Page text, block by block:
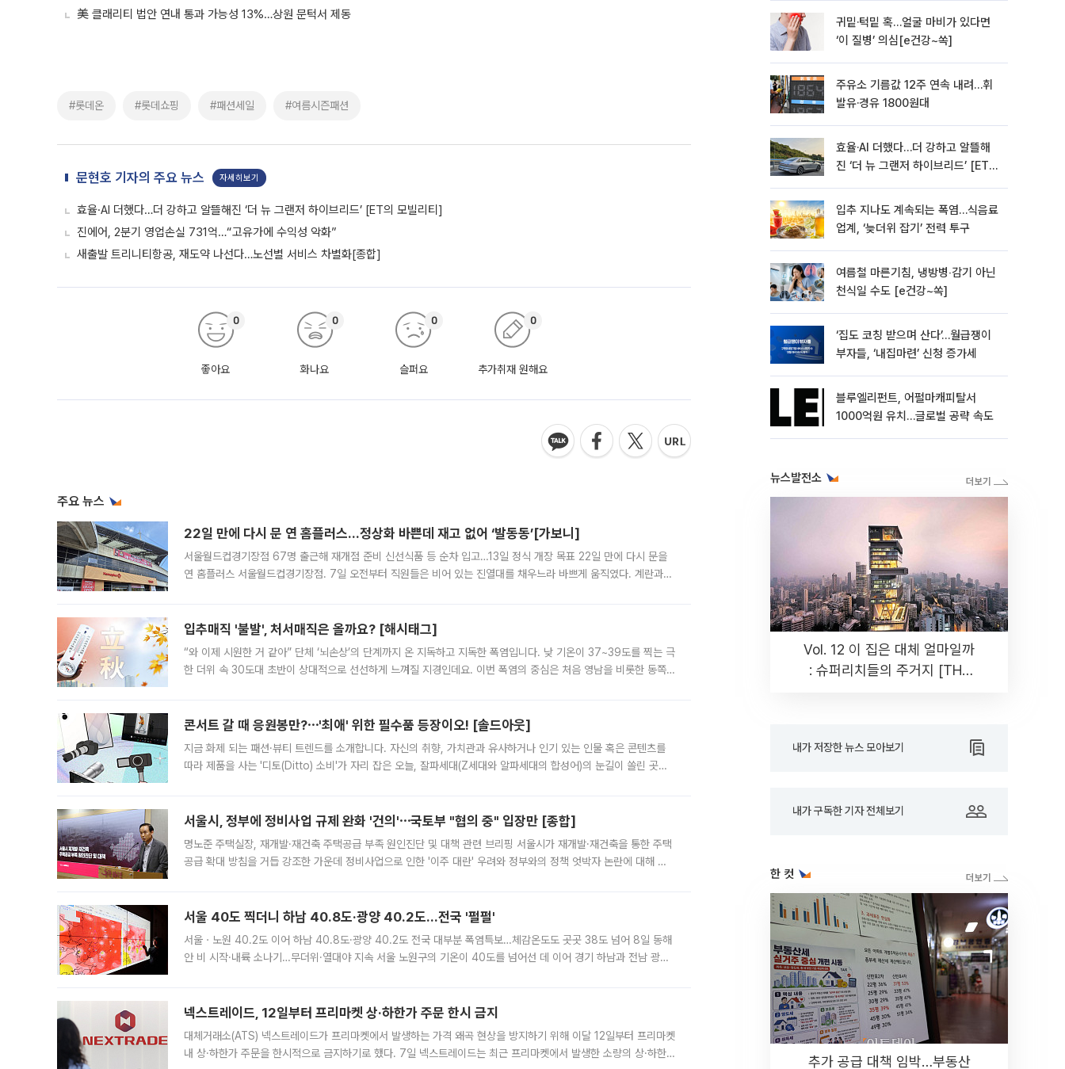
美 클래리티 법안 연내 통과 가능성 13%…상원 문턱서 제동
#롯데온 #롯데쇼핑 #패션세일 #여름시즌패션
문현호 기자의 주요 뉴스 자세히보기
효율·AI 더했다…더 강하고 알뜰해진 ‘더 뉴 그랜저 하이브리드’ [ET의 모빌리티]
진에어, 2분기 영업손실 731억…“고유가에 수익성 악화”
새출발 트리니티항공, 재도약 나선다…노선별 서비스 차별화[종합]
좋아요
0
화나요
0
슬퍼요
0
추가취재 원해요
0
주요 뉴스
22일 만에 다시 문 연 홈플러스…정상화 바쁜데 재고 없어 ‘발동동’[가보니]
서울월드컵경기장점 67명 출근해 재개점 준비 신선식품 등 순차 입고…13일 정식 개장 목표 22일 만에 다시 문을
연 홈플러스 서울월드컵경기장점. 7일 오전부터 직원들은 비어 있는 진열대를 채우느라 바쁘게 움직였다. 계란과
입추매직 '불발', 처서매직은 올까요? [해시태그]
“와 이제 시원한 거 같아” 단체 ‘뇌손상’의 단계까지 온 지독하고 지독한 폭염입니다. 낮 기온이 37~39도를 찍는 극
한 더위 속 30도대 초반이 상대적으로 선선하게 느껴질 지경인데요. 이번 폭염의 중심은 처음 영남을 비롯한 동쪽
콘서트 갈 때 응원봉만?⋯'최애' 위한 필수품 등장이오! [솔드아웃]
지금 화제 되는 패션·뷰티 트렌드를 소개합니다. 자신의 취향, 가치관과 유사하거나 인기 있는 인물 혹은 콘텐츠를
따라 제품을 사는 '디토(Ditto) 소비'가 자리 잡은 오늘, 잘파세대(Z세대와 알파세대의 합성어)의 눈길이 쏠린 곳은
서울시, 정부에 정비사업 규제 완화 '건의'⋯국토부 "협의 중" 입장만 [종합]
명노준 주택실장, 재개발·재건축 주택공급 부족 원인진단 및 대책 관련 브리핑 서울시가 재개발·재건축을 통한 주택
공급 확대 방침을 거듭 강조한 가운데 정비사업으로 인한 '이주 대란' 우려와 정부와의 정책 엇박자 논란에 대해 정
서울 40도 찍더니 하남 40.8도·광양 40.2도…전국 '펄펄'
서울ㆍ노원 40.2도 이어 하남 40.8도·광양 40.2도 전국 대부분 폭염특보…체감온도도 곳곳 38도 넘어 8일 동해
안 비 시작·내륙 소나기…무더위·열대야 지속 서울 노원구의 기온이 40도를 넘어선 데 이어 경기 하남과 전남 광양
넥스트레이드, 12일부터 프리마켓 상·하한가 주문 한시 금지
대체거래소(ATS) 넥스트레이드가 프리마켓에서 발생하는 가격 왜곡 현상을 방지하기 위해 이달 12일부터 프리마켓
내 상·하한가 주문을 한시적으로 금지하기로 했다. 7일 넥스트레이드는 최근 프리마켓에서 발생한 소량의 상·하한
귀밑·턱밑 혹…얼굴 마비가 있다면
‘이 질병’ 의심[e건강~쏙]
주유소 기름값 12주 연속 내려…휘
발유·경유 1800원대
효율·AI 더했다…더 강하고 알뜰해
진 ‘더 뉴 그랜저 하이브리드’ [ET의
입추 지나도 계속되는 폭염…식음료
업계, ‘늦더위 잡기’ 전력 투구
여름철 마른기침, 냉방병‧감기 아닌
천식일 수도 [e건강~쏙]
‘집도 코칭 받으며 산다’…월급쟁이
부자들, ‘내집마련’ 신청 증가세
블루엘리펀트, 어펄마캐피탈서
1000억원 유치…글로벌 공략 속도
뉴스발전소
Vol. 12 이 집은 대체 얼마일까
: 슈퍼리치들의 주거지 [THE
내가 저장한 뉴스 모아보기
내가 구독한 기자 전체보기
한 컷
추가 공급 대책 임박…부동산